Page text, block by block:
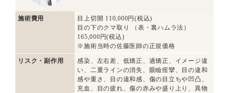
施術費用
目上切開 110,000円(税込)
目の下のクマ取り （表・裏ハムラ法）
165,000円(税込)
※施術当時の佐藤医師の正規価格
リスク・副作用
感染、左右差、低矯正、過矯正、イメージ違
い、二重ラインの消失、眼瞼痙攣、目の違和
感や重さ、目の違和感、傷の目立ちや凹凸、
充血、目の疲れ、傷の赤みや盛り上り、異物